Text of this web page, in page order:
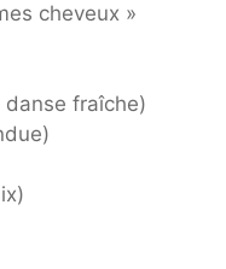
cheveux »
danse fraîche)